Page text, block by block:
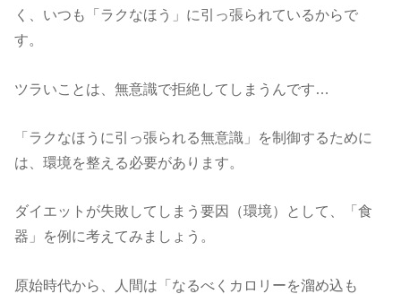
く、いつも「ラクなほう」に引っ張られているからで
す。
ツラいことは、無意識で拒絶してしまうんです…
「ラクなほうに引っ張られる無意識」を制御するために
は、環境を整える必要があります。
ダイエットが失敗してしまう要因（環境）として、「食
器」を例に考えてみましょう。
原始時代から、人間は「なるべくカロリーを溜め込も